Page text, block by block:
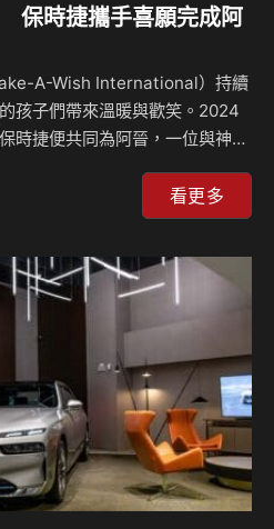
保時捷攜手喜願完成阿
A-Wish International）持續
孩子們帶來溫暖與歡笑。2024
時捷便共同為阿晉，一位與神經
心願，想要一探故宮博物院的幕
宮，一同規畫出阿晉的願望旅
的文物課上，文物專員傳授給阿
他親手製作一本線裝書。緊接
、繪畫和書法的阿晉安排了一場
後的歷史…
看更多